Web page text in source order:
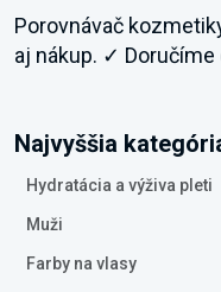
Porovnávač
aj nákup. ✓ Doručíme
Najvyššia
Hydratácia a výživa pleti
Muži
Farby na vlasy